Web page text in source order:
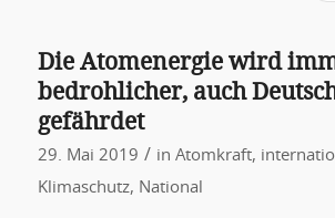
Die Atomenergie wird
bedrohlicher, auch
gefährdet
29. Mai 2019 / in Atomkraft,
Klimaschutz, National